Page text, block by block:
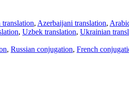
translation, Azerbaijani translation,
, Uzbek translation, Ukrainian
, Russian conjugation, French